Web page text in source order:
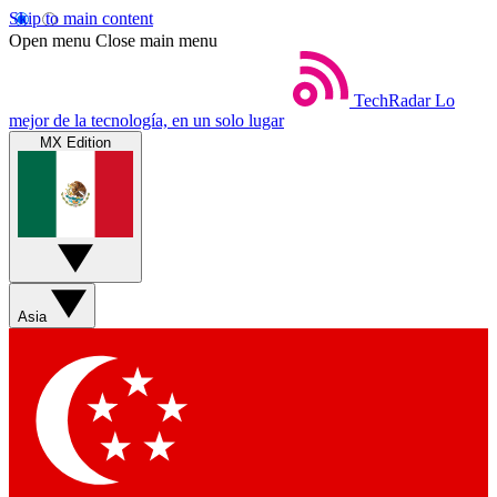
Skip to main content
Open menu Close main menu
TechRadar Lo
mejor de la tecnología, en un solo lugar
MX Edition
Asia